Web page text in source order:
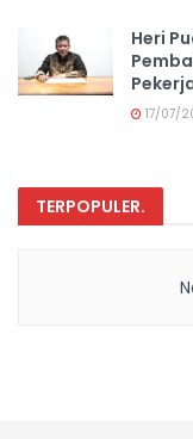
Heri
17/07/
TERPOPULER.